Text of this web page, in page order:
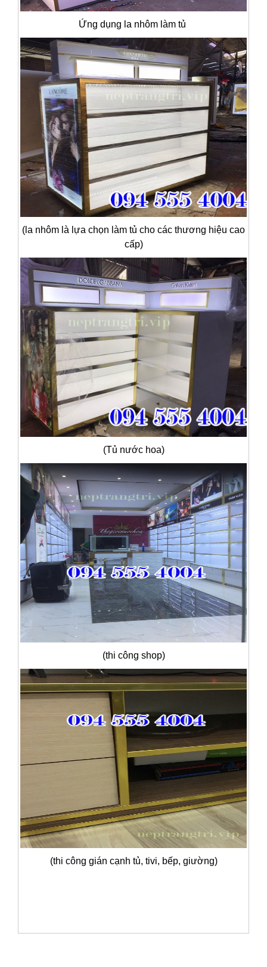
Ứng dụng la nhôm làm tủ
(la nhôm là lựa chọn làm tủ cho các thương hiệu cao
cấp)
(Tủ nước hoa)
(thi công shop)
(thi công gián cạnh tủ, tivi, bếp, giường)